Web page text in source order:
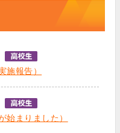
施報告）
始まりました）